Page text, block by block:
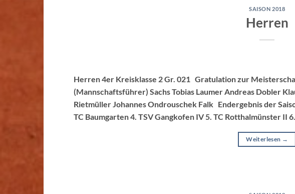
SAISON 2018
Herren
Herren 4er Kreisklasse 2 Gr. 021 Gratulation zur
(Mannschaftsführer) Sachs Tobias Laumer Andreas Dobler
Rietmüller Johannes Ondrouschek Falk Endergebnis der
TC Baumgarten 4. TSV Gangkofen IV 5. TC Rotthalmünster II
Weiterlesen →